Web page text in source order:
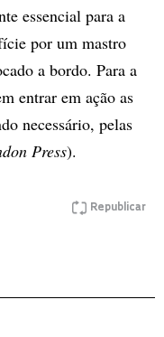
essencial para a
por um mastro
a bordo. Para a
entrar em ação as
necessário, pelas
Press).
Republicar